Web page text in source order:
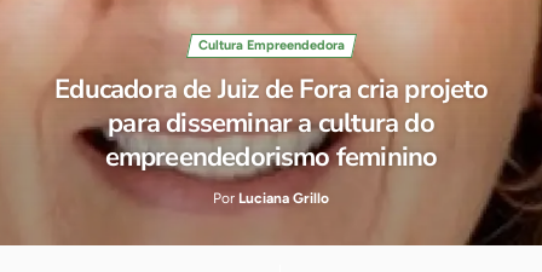
Cultura Empreendedora
Educadora de Juiz de Fora cria projeto
para disseminar a cultura do
empreendedorismo feminino
Por Luciana Grillo